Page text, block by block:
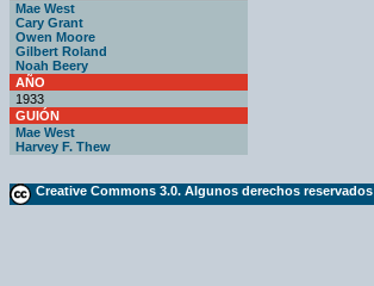
Mae West
Cary Grant
Owen Moore
Gilbert Roland
Noah Beery
AÑO
1933
GUIÓN
Mae West
Harvey F. Thew
Creative Commons 3.0. Algunos derechos reservados